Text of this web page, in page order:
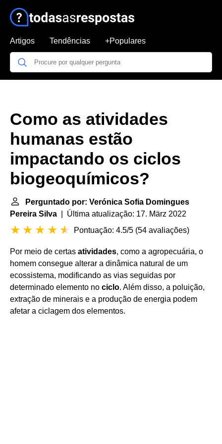
Artigos Tendências +Populares
Como as atividades
humanas estão
impactando os ciclos
biogeoquímicos?
Perguntado por: Verónica Sofia Domingues
Pereira Silva | Última atualização: 17. März 2022
Pontuação: 4.5/5 (54 avaliações)
Por meio de certas atividades, como a agropecuária, o
homem consegue alterar a dinâmica natural de um
ecossistema, modificando as vias seguidas por
determinado elemento no ciclo. Além disso, a poluição,
extração de minerais e a produção de energia podem
afetar a ciclagem dos elementos.